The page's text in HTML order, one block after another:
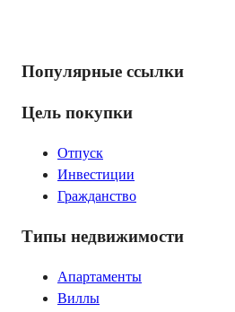
Популярные ссылки
Цель покупки
Отпуск
Инвестиции
Гражданство
Типы недвижимости
Апартаменты
Виллы